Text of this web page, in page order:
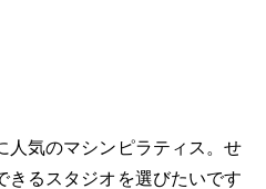
人気のマシンピラティス。せ
きるスタジオを選びたいです